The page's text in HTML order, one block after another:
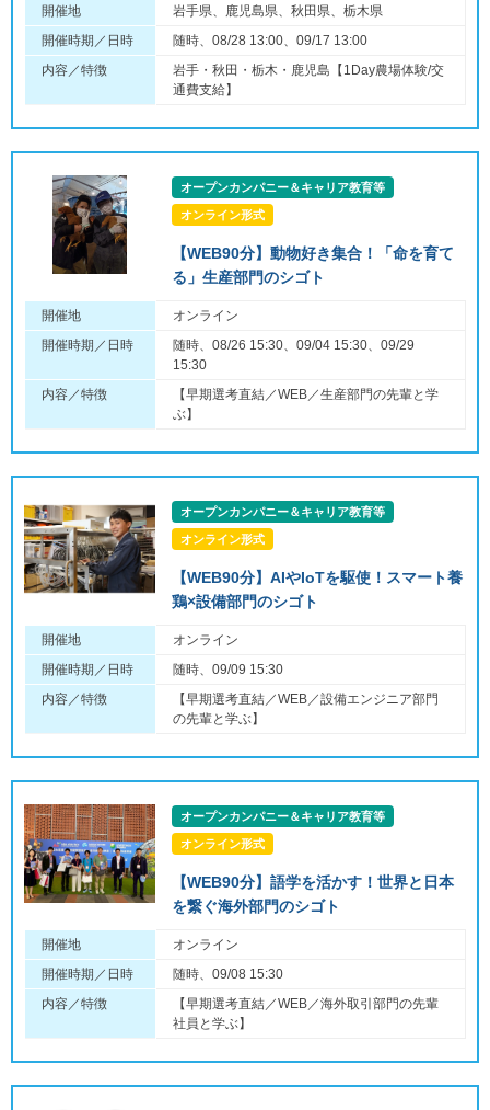
開催地
岩手県、鹿児島県、秋田県、栃木県
開催時期／日時
随時、08/28 13:00、09/17 13:00
内容／特徴
岩手・秋田・栃木・鹿児島【1Day農場体験/交
通費支給】
オープンカンパニー＆キャリア教育等
オンライン形式
【WEB90分】動物好き集合！「命を育て
る」生産部門のシゴト
開催地
オンライン
開催時期／日時
随時、08/26 15:30、09/04 15:30、09/29
15:30
内容／特徴
【早期選考直結／WEB／生産部門の先輩と学
ぶ】
オープンカンパニー＆キャリア教育等
オンライン形式
【WEB90分】AIやIoTを駆使！スマート養
鶏×設備部門のシゴト
開催地
オンライン
開催時期／日時
随時、09/09 15:30
内容／特徴
【早期選考直結／WEB／設備エンジニア部門
の先輩と学ぶ】
オープンカンパニー＆キャリア教育等
オンライン形式
【WEB90分】語学を活かす！世界と日本
を繋ぐ海外部門のシゴト
開催地
オンライン
開催時期／日時
随時、09/08 15:30
内容／特徴
【早期選考直結／WEB／海外取引部門の先輩
社員と学ぶ】